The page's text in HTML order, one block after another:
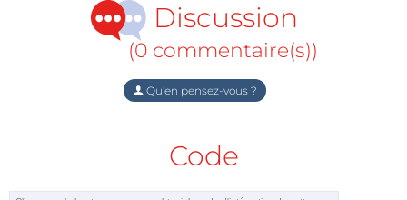
Discussion
(0 commentaire(s))
Qu'en pensez-vous ?
Code